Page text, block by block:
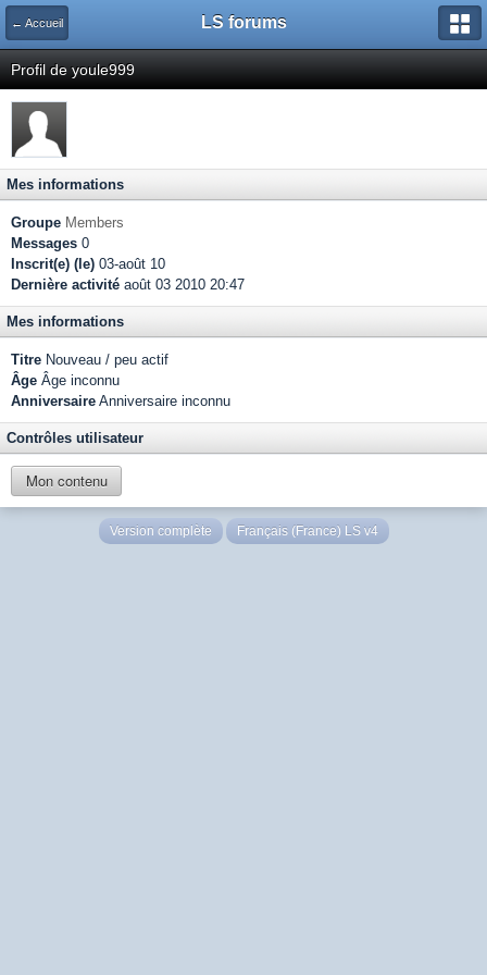
← Accueil LS forums
Profil de youle999
Mes informations
Groupe Members
Messages 0
Inscrit(e) (le) 03-août 10
Dernière activité août 03 2010 20:47
Mes informations
Titre Nouveau / peu actif
Âge Âge inconnu
Anniversaire Anniversaire inconnu
Contrôles utilisateur
Mon contenu
Version complète Français (France) LS v4